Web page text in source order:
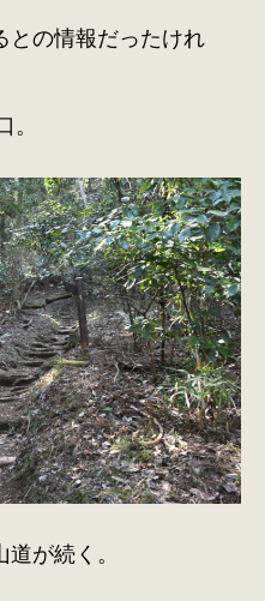
との情報だったけれ
。
が続く。